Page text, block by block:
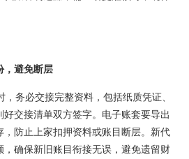
，避免断层
务必交接完整资料，包括纸质凭证、
交接清单双方签字。电子账套要导出
防止上家扣押资料或账目断层。新代
，确保新旧账目衔接无误，避免遗留财